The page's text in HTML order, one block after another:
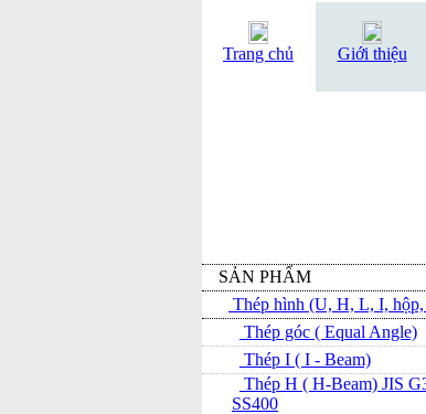
Trang chủ Giới thiệu
SẢN PHẨM
Thép hình (U, H, L, I,
Thép góc ( Equal Angle)
Thép I ( I - Beam)
Thép H ( H-Beam) JIS
SS400